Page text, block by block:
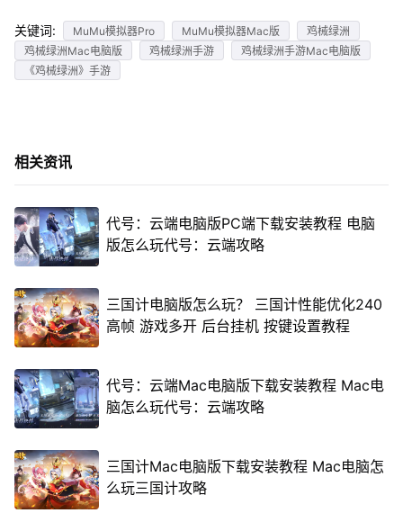
关键词: MuMu模拟器Pro MuMu模拟器Mac版
鸡械绿洲
鸡械绿洲Mac电脑版
鸡械绿洲手游
鸡械绿洲手游Mac电脑版
《鸡械绿洲》手游
相关资讯
代号：云端电脑版PC端下载安装教程 电脑
版怎么玩代号：云端攻略
三国计电脑版怎么玩？ 三国计性能优化240
高帧 游戏多开 后台挂机 按键设置教程
代号：云端Mac电脑版下载安装教程 Mac电
脑怎么玩代号：云端攻略
三国计Mac电脑版下载安装教程 Mac电脑怎
么玩三国计攻略